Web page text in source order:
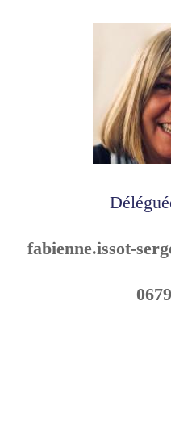
fabienne.issot-